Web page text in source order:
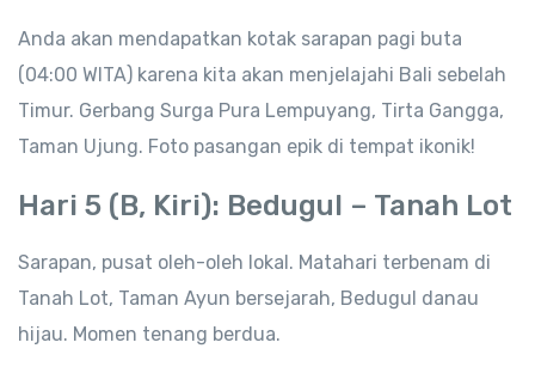
Anda akan mendapatkan kotak sarapan pagi buta
(04:00 WITA) karena kita akan menjelajahi Bali sebelah
Timur. Gerbang Surga Pura Lempuyang, Tirta Gangga,
Taman Ujung. Foto pasangan epik di tempat ikonik!
Hari 5 (B, Kiri): Bedugul – Tanah Lot
Sarapan, pusat oleh-oleh lokal. Matahari terbenam di
Tanah Lot, Taman Ayun bersejarah, Bedugul danau
hijau. Momen tenang berdua.